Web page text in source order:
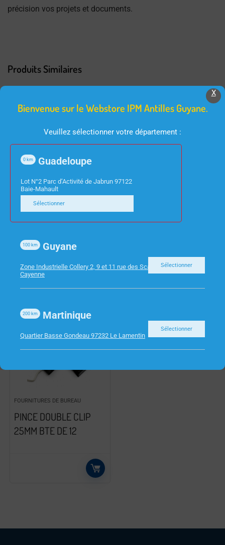
précision vos projets et documents.
Produits Similaires
FOURNITURES DE BUREAU
BTE DE CLASSEMENT
BOX CARTE LUSTREE
D/40 ASSORTIES EXA
FOURNITURES DE BUREAU
CHEMISES 3RAB
POLYPRO PERSO
KREACOVER ELAST
FOURNITURES DE BUREAU
PINCE DOUBLE CLIP
25MM BTE DE 12
X
Bienvenue sur le Webstore IPM Antilles Guyane.
Veuillez sélectionner votre département :
Guadeloupe
0 km
Lot N°2 Parc d’Activité de Jabrun 97122
Baie-Mahault
Sélectionner
Guyane
100 km
Zone Industrielle Collery 2, 9 et 11 rue des Scarabees 97300
Cayenne
Sélectionner
Martinique
200 km
Quartier Basse Gondeau 97232 Le Lamentin
Sélectionner